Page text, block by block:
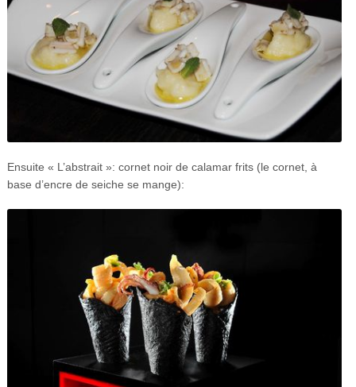
Ensuite « L’abstrait »: cornet noir de calamar frits (le cornet, à
base d’encre de seiche se mange):